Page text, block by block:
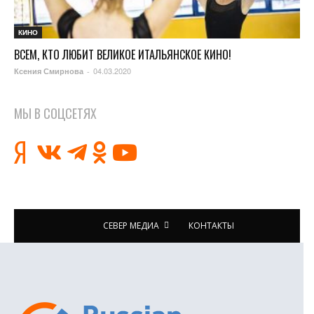
КИНО
ВСЕМ, КТО ЛЮБИТ ВЕЛИКОЕ ИТАЛЬЯНСКОЕ КИНО!
Ксения Смирнова - 04.03.2020
МЫ В СОЦСЕТЯХ
СЕВЕР МЕДИА КОНТАКТЫ